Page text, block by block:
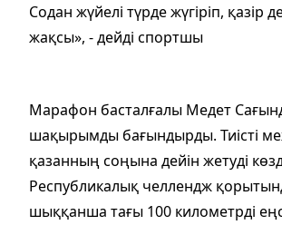
Содан жүйелі түрде жүгіріп, қазір
жақсы», - дейді спортшы
Марафон басталғалы Медет
шақырымды бағындырды. Тиісті
қазанның соңына дейін жетуді
Республикалық челлендж
шыққанша тағы 100 километрді